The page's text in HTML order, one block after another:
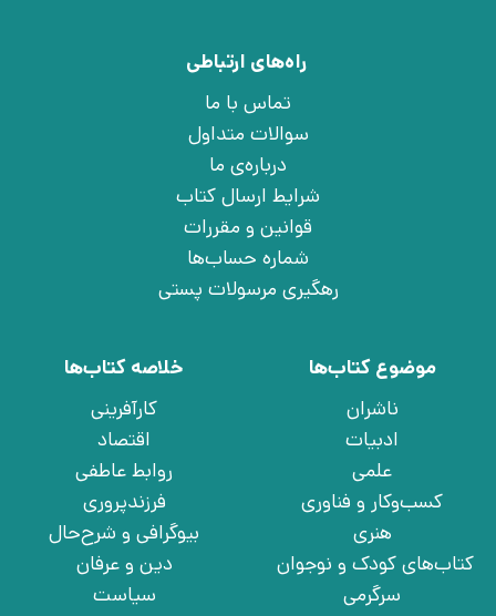
راه‌های ارتباطی
تماس با ما
سوالات متداول
درباره‌ی ما
شرایط ارسال کتاب
قوانین و مقررات
شماره حساب‌ها
رهگیری مرسولات پستی
موضوع کتاب‌ها
ناشران
ادبیات
علمی
کسب‌وکار و فناوری
هنری
کتاب‌های کودک و نوجوان
سرگرمی
خلاصه کتاب‌ها
کارآفرینی
اقتصاد
روابط عاطفی
فرزندپروری
بیوگرافی و شرح‌حال
دین و عرفان
سیاست